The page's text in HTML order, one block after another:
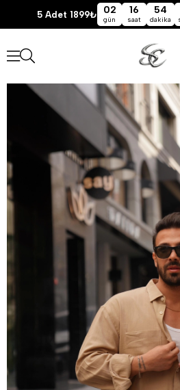
5 Adet 1899₺ 02
gün
16
saat
54
dakika